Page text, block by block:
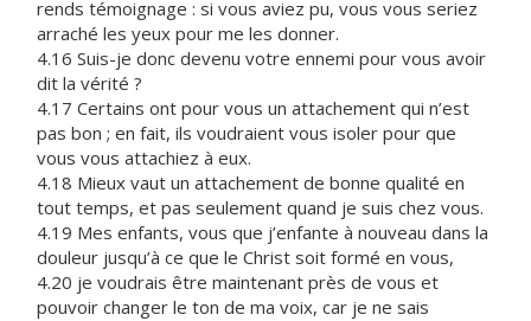
rends témoignage : si vous aviez pu, vous vous seriez
arraché les yeux pour me les donner.
4.16 Suis-je donc devenu votre ennemi pour vous avoir
dit la vérité ?
4.17 Certains ont pour vous un attachement qui n’est
pas bon ; en fait, ils voudraient vous isoler pour que
vous vous attachiez à eux.
4.18 Mieux vaut un attachement de bonne qualité en
tout temps, et pas seulement quand je suis chez vous.
4.19 Mes enfants, vous que j’enfante à nouveau dans la
douleur jusqu’à ce que le Christ soit formé en vous,
4.20 je voudrais être maintenant près de vous et
pouvoir changer le ton de ma voix, car je ne sais